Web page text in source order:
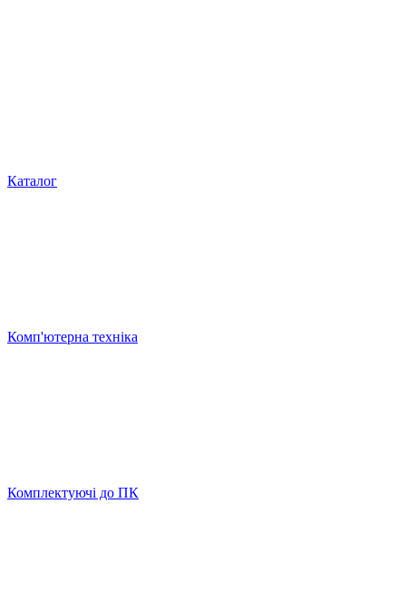
Каталог
Комп'ютерна техніка
Комплектуючі до ПК